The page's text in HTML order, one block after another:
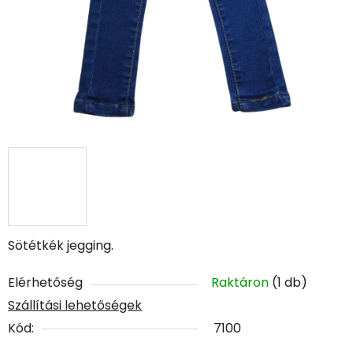
Sötétkék jegging.
Elérhetőség Raktáron (1 db)
Szállítási lehetőségek
Kód:
7100